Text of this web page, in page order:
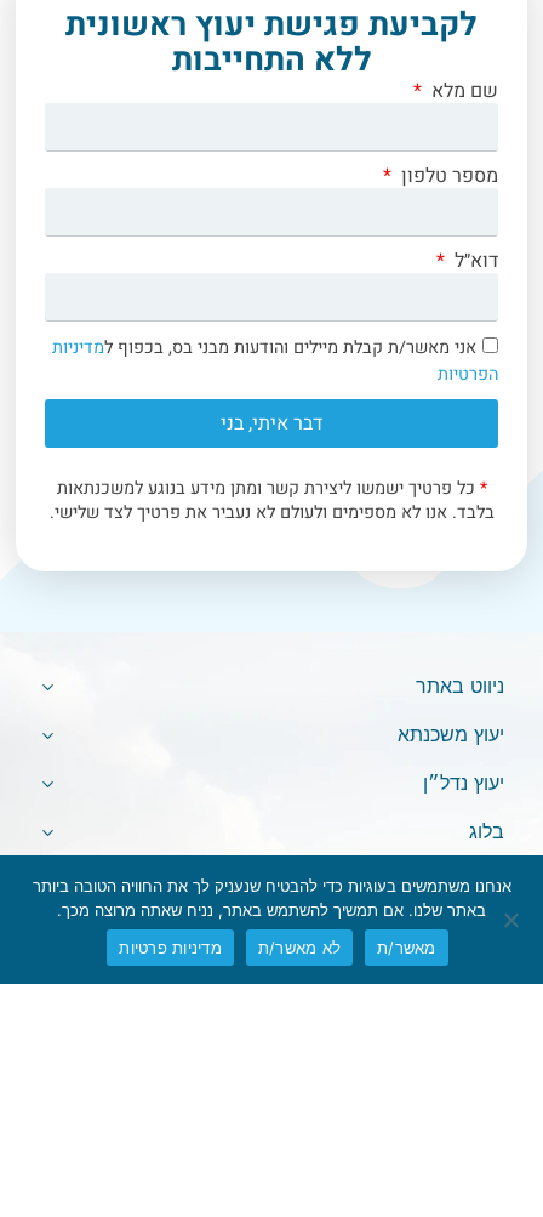
לקביעת פגישת יעוץ ראשונית
ללא התחייבות
שם מלא
מספר טלפון
דוא״ל
אני מאשר/ת קבלת מיילים והודעות מבני בס, בכפוף למדיניות
הפרטיות
דבר איתי, בני
* כל פרטיך ישמשו ליצירת קשר ומתן מידע בנוגע למשכנתאות
בלבד. אנו לא מספימים ולעולם לא נעביר את פרטיך לצד שלישי.
ניווט באתר
יעוץ משכנתא
יעוץ נדל״ן
בלוג
אנחנו משתמשים בעוגיות כדי להבטיח שנעניק לך את החוויה הטובה ביותר
באתר שלנו. אם תמשיך להשתמש באתר, נניח שאתה מרוצה מכך.
מאשר/ת
לא מאשר/ת מדיניות פרטיות